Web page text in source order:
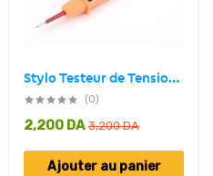
Stylo Testeur de Tension 3en1 Electrique Avec Fil
(0)
3,200DA
2,200 DA
Ajouter au panier